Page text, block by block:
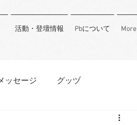
活動・登壇情報 Pbについて More
ッセージ グッヅ